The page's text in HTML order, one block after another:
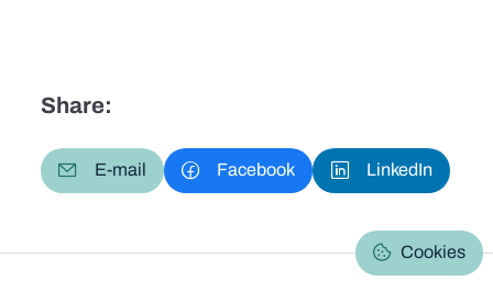
Share:
E-mail Facebook LinkedIn
Cookies